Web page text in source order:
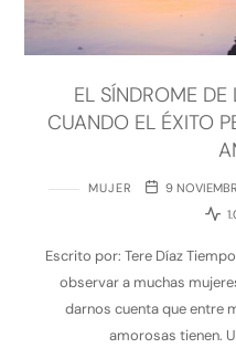
EL SÍNDROME DE
CUANDO EL ÉXITO
MUJER 9
Escrito por: Tere Díaz
observar a muchas
darnos cuenta que entre
amorosas tienen.